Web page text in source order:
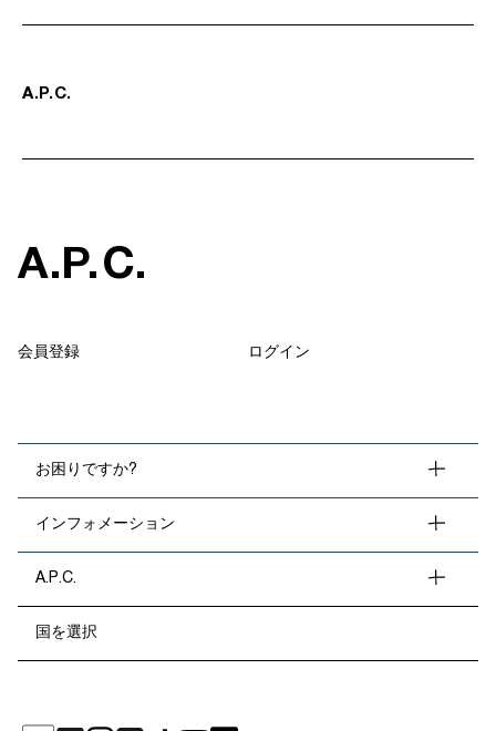
A. P. C.
A.P.C.
会員登録 ログイン
お困りですか?
インフォメーション
A.P.C.
国を選択